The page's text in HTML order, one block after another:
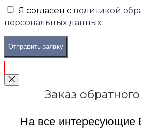
Я согласен с политикой
персональных данных
Отправить заявку
Заказ
На все интересующие